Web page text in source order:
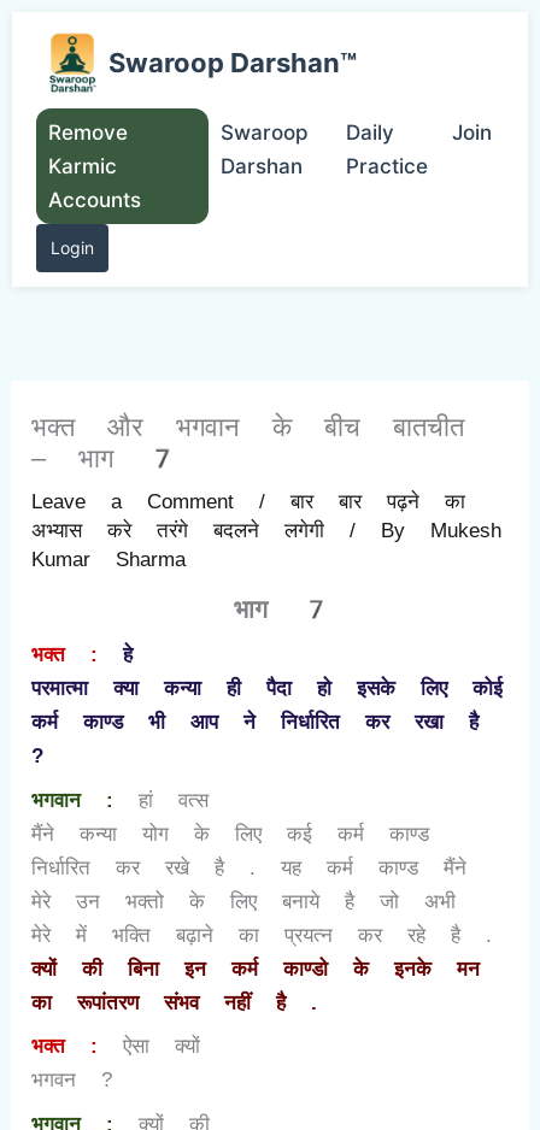
content
Swaroop Darshan™
Remove
Karmic
Accounts
Swaroop
Darshan
Daily
Practice
Join
Login
भक्त और भगवान के बीच बातचीत
– भाग 7
Leave a Comment /बार बार पढ़ने का
अभ्यास करे तरंगे बदलने लगेगी / By Mukesh
Kumar Sharma
भाग 7
भक्त :
हे
परमात्मा क्या कन्या ही पैदा हो इसके लिए कोई
कर्म काण्ड
भी आप ने निर्धारित कर रखा है
?
भगवान :
हां वत्स
मैंने कन्या योग के लिए कई कर्म काण्ड
निर्धारित कर रखे है . यह कर्म काण्ड
मैंने
मेरे उन भक्तो के लिए बनाये है जो अभी
मेरे में भक्ति बढ़ाने का प्रयत्न कर रहे है .
क्यों की बिना इन कर्म काण्डो
के इनके मन
का रूपांतरण संभव नहीं है .
भक्त :ऐसा क्यों
भगवन ?
भगवान :क्यों की